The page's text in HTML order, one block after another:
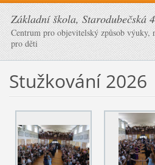
Základní škola, Starodubečská
Centrum pro objevitelský způsob výuky,
pro děti
Stužkování 2026